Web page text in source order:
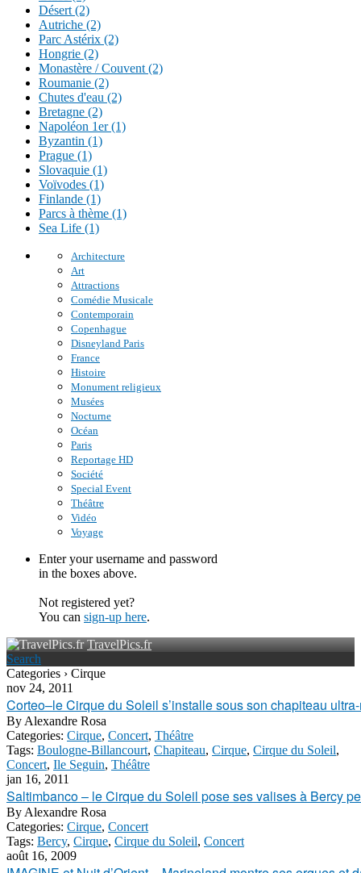
Désert (2)
Autriche (2)
Parc Astérix (2)
Hongrie (2)
Monastère / Couvent (2)
Roumanie (2)
Chutes d'eau (2)
Bretagne (2)
Napoléon 1er (1)
Byzantin (1)
Prague (1)
Slovaquie (1)
Voïvodes (1)
Finlande (1)
Parcs à thème (1)
Sea Life (1)
Architecture
Art
Attractions
Comédie Musicale
Contemporain
Copenhague
Disneyland Paris
France
Histoire
Monument religieux
Musées
Nocturne
Océan
Paris
Reportage HD
Société
Special Event
Théâtre
Vidéo
Voyage
Enter your username and password
in the boxes above.
Not registered yet?
You can sign-up here.
TravelPics.fr
Search
Categories › Cirque
nov 24, 2011
Corteo–le Cirque du Soleil s’installe sous son chapiteau
By Alexandre Rosa
Categories: Cirque, Concert, Théâtre
Tags: Boulogne-Billancourt, Chapiteau, Cirque, Cirque du Soleil,
Concert, Ile Seguin, Théâtre
jan 16, 2011
Saltimbanco – le Cirque du Soleil pose ses valises à Bercy
By Alexandre Rosa
Categories: Cirque, Concert
Tags: Bercy, Cirque, Cirque du Soleil, Concert
août 16, 2009